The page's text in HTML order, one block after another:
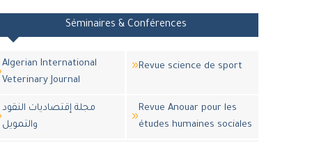
Séminaires & Conférences
Algerian International
Veterinary Journal
Revue science de sport
مجلة إقتصاديات النقود
والتمويل
Revue Anouar pour les
études humaines sociales